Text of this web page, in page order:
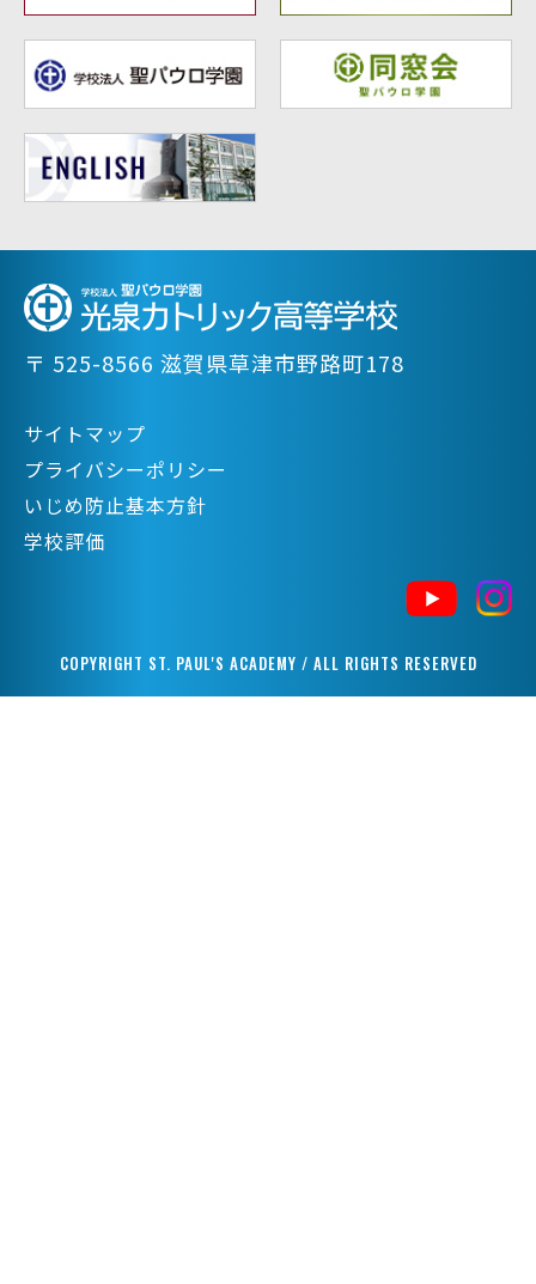
〒 525-8566 滋賀県草津市野路町178
サイトマップ
プライバシーポリシー
いじめ防止基本方針
学校評価
COPYRIGHT ST. PAUL'S ACADEMY / ALL RIGHTS RESERVED